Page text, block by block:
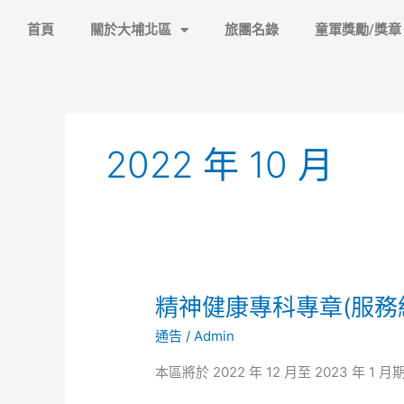
首頁 關於大埔北區 旅團名錄 童軍獎勵/獎章
2022 年 10 月
精神健康專科專章(服
通告 /Admin
本區將於 2022 年 12 月至 2023 年 1 月
精
神
健
康